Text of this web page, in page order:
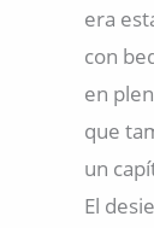
era
con
en
que
un
El